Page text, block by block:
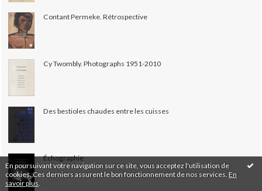
En poursuivant votre navigation sur ce site, vous acceptez l'utilisation de
cookies. Ces derniers assurent le bon fonctionnement de nos services. En
savoir plus
Contant Permeke. Rétrospective
Cy Twombly. Photographs 1951-2010
Des bestioles chaudes entre les cuisses
Échographie